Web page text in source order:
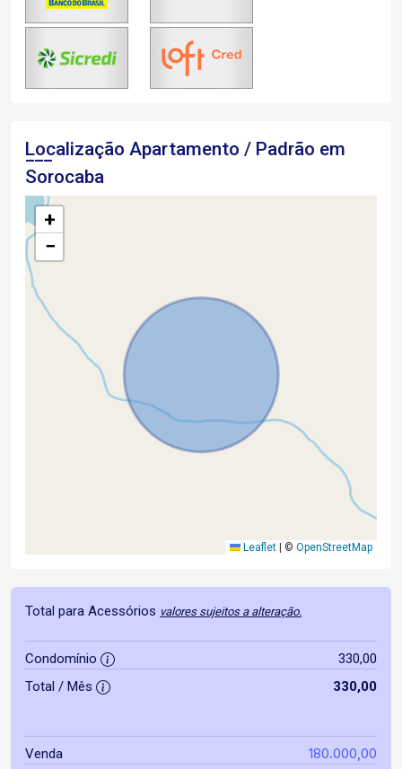
Localização Apartamento / Padrão em
Sorocaba
+
−
Leaflet | © OpenStreetMap
Total para Acessórios valores sujeitos a alteração.
Condomínio
330,00
Total / Mês
330,00
Venda 180.000,00